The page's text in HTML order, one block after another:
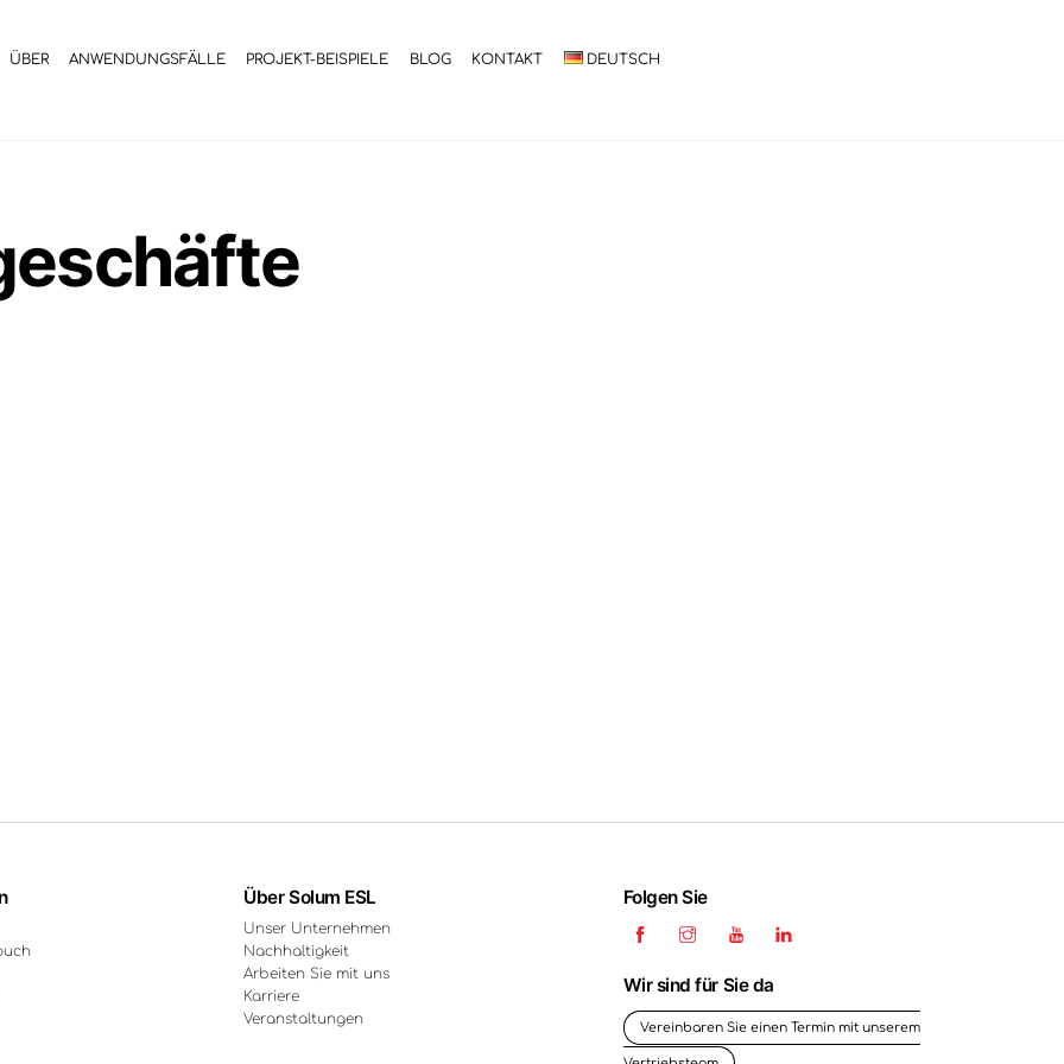
ÜBER ANWENDUNGSFÄLLE PROJEKT-BEISPIELE BLOG KONTAKT DEUTSCH
Über Solum ESL
Unser Unternehmen
Nachhaltigkeit
Arbeiten Sie mit uns
Karriere
Veranstaltungen
Folgen Sie
Wir sind für Sie da
Vereinbaren Sie einen Termin mit unserem